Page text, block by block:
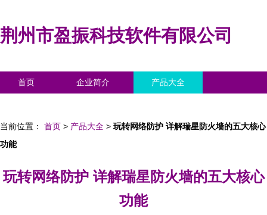
荆州市盈振科技软件有限公司
首页 企业简介 产品大全
当前位置： 首页 > 产品大全 > 玩转网络防护 详解瑞星防火墙的五大核心
功能
玩转网络防护 详解瑞星防火墙的五大核心
功能